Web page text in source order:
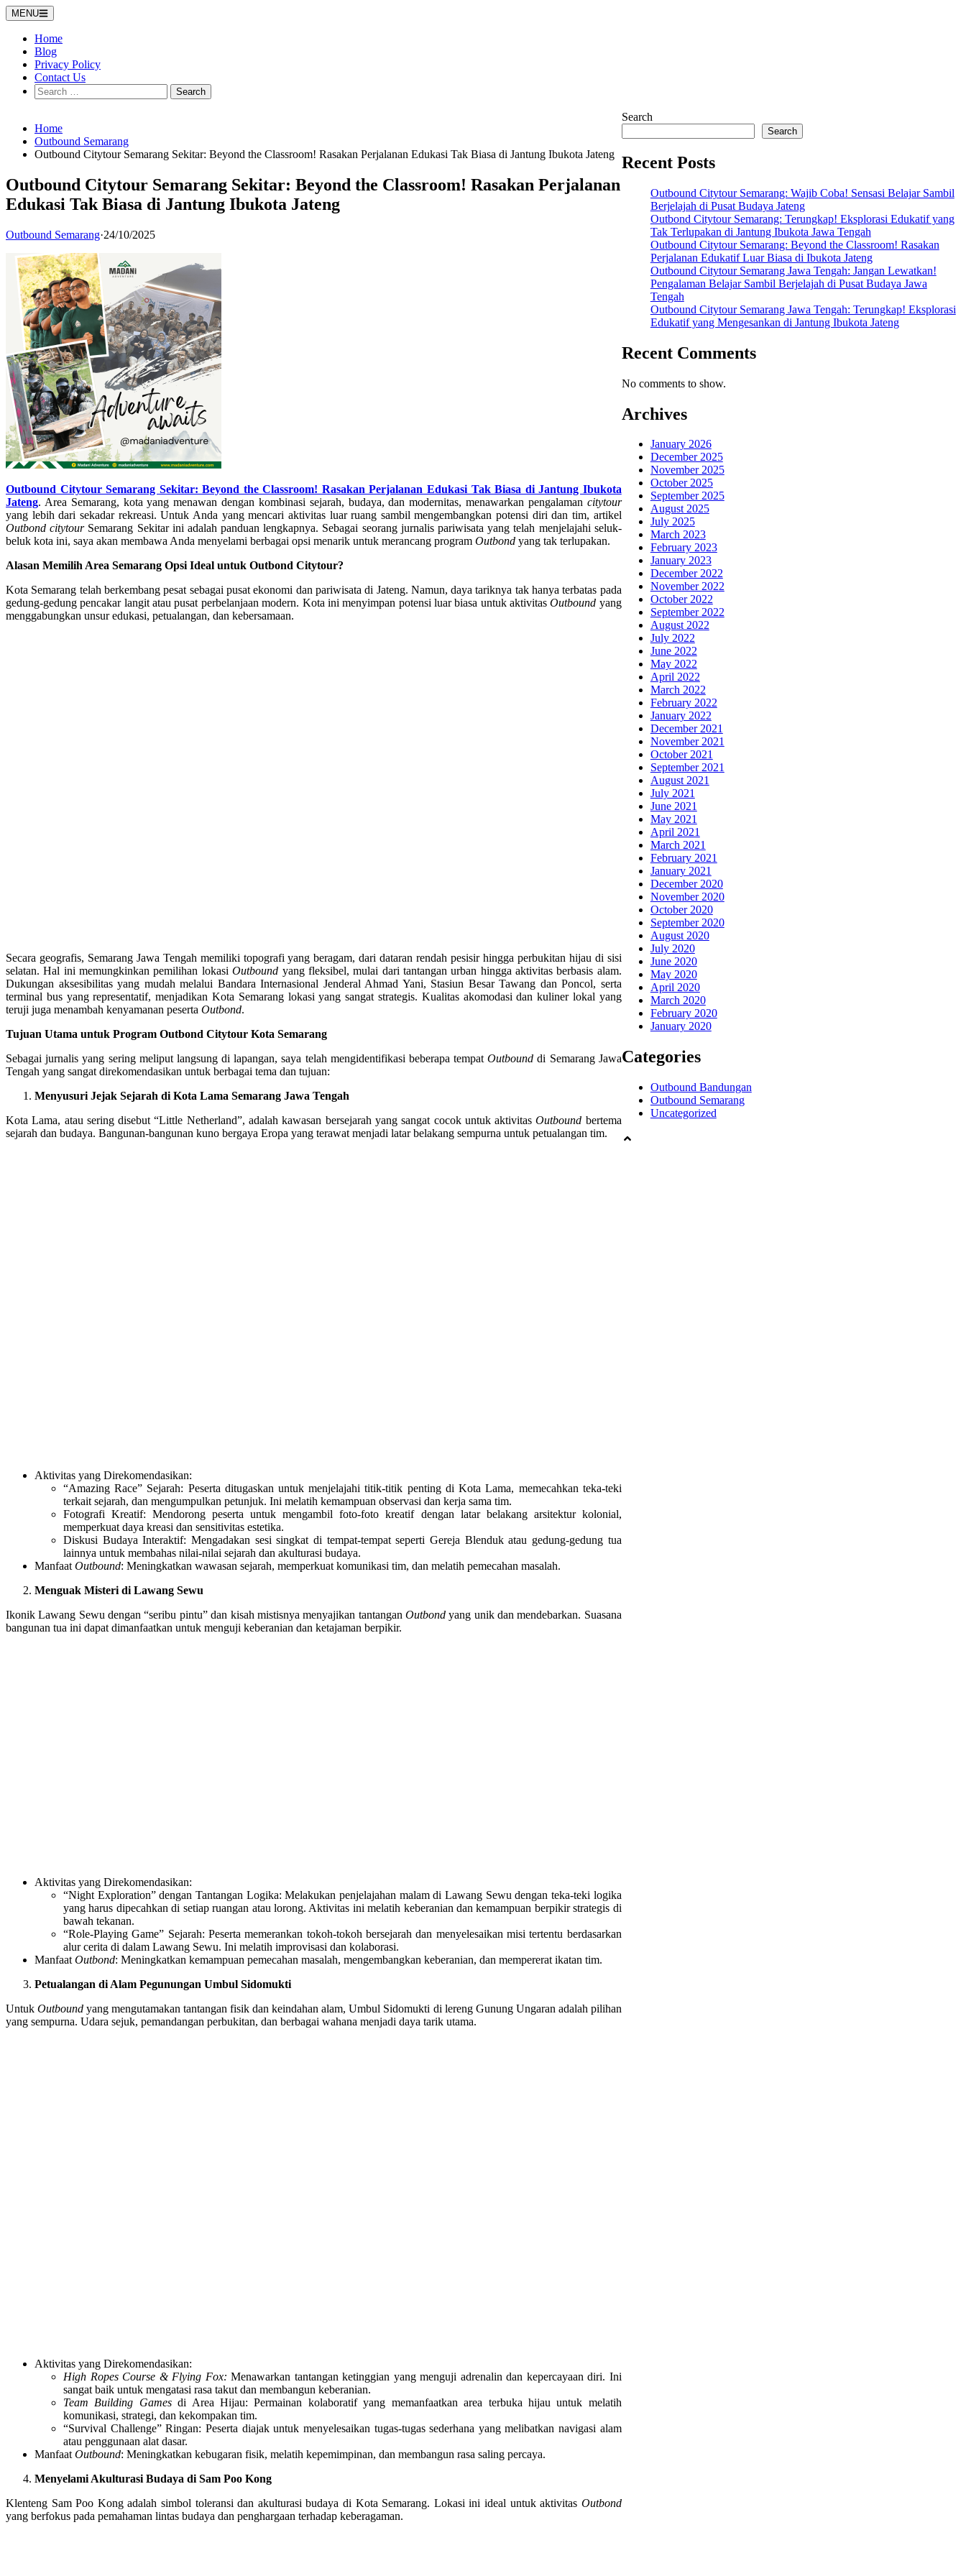
Skip
to
content
MENU
Home
Blog
Privacy Policy
Contact Us
Search
for:
Home
Outbound Semarang
Outbound Citytour Semarang Sekitar: Beyond the Classroom! Rasakan Perjalanan Edukasi Tak Biasa di Jantung Ibukota Jateng
Outbound Citytour Semarang Sekitar: Beyond the Classroom! Rasakan Perjalanan
Edukasi Tak Biasa di Jantung Ibukota Jateng
Outbound Semarang·24/10/2025
Outbound Citytour Semarang Sekitar: Beyond the Classroom! Rasakan Perjalanan Edukasi Tak Biasa di Jantung Ibukota
Jateng. Area Semarang, kota yang menawan dengan kombinasi sejarah, budaya, dan modernitas, menawarkan pengalaman citytour
yang lebih dari sekadar rekreasi. Untuk Anda yang mencari aktivitas luar ruang sambil mengembangkan potensi diri dan tim, artikel
Outbond citytourSemarang Sekitar ini adalah panduan lengkapnya. Sebagai seorang jurnalis pariwisata yang telah menjelajahi seluk-
beluk kota ini, saya akan membawa Anda menyelami berbagai opsi menarik untuk merancang program Outbond yang tak terlupakan.
Alasan Memilih Area Semarang Opsi Ideal untuk Outbond Citytour?
Kota Semarang telah berkembang pesat sebagai pusat ekonomi dan pariwisata di Jateng. Namun, daya tariknya tak hanya terbatas pada
gedung-gedung pencakar langit atau pusat perbelanjaan modern. Kota ini menyimpan potensi luar biasa untuk aktivitasOutbound yang
menggabungkan unsur edukasi, petualangan, dan kebersamaan.
Secara geografis, Semarang Jawa Tengah memiliki topografi yang beragam, dari dataran rendah pesisir hingga perbukitan hijau di sisi
selatan. Hal ini memungkinkan pemilihan lokasiOutbound yang fleksibel, mulai dari tantangan urban hingga aktivitas berbasis alam.
Dukungan aksesibilitas yang mudah melalui Bandara Internasional Jenderal Ahmad Yani, Stasiun Besar Tawang dan Poncol, serta
terminal bus yang representatif, menjadikan Kota Semarang lokasi yang sangat strategis. Kualitas akomodasi dan kuliner lokal yang
teruji juga menambah kenyamanan peserta Outbond.
Tujuan Utama untuk Program Outbond Citytour Kota Semarang
Sebagai jurnalis yang sering meliput langsung di lapangan, saya telah mengidentifikasi beberapa tempatOutbound di Semarang Jawa
Tengah yang sangat direkomendasikan untuk berbagai tema dan tujuan:
Menyusuri Jejak Sejarah di Kota Lama Semarang Jawa Tengah
Kota Lama, atau sering disebut “Little Netherland”, adalah kawasan bersejarah yang sangat cocok untuk aktivitasOutbound bertema
sejarah dan budaya. Bangunan-bangunan kuno bergaya Eropa yang terawat menjadi latar belakang sempurna untuk petualangan tim.
Aktivitas yang Direkomendasikan:
“Amazing Race” Sejarah: Peserta ditugaskan untuk menjelajahi titik-titik penting di Kota Lama, memecahkan teka-teki
terkait sejarah, dan mengumpulkan petunjuk. Ini melatih kemampuan observasi dan kerja sama tim.
Fotografi Kreatif: Mendorong peserta untuk mengambil foto-foto kreatif dengan latar belakang arsitektur kolonial,
memperkuat daya kreasi dan sensitivitas estetika.
Diskusi Budaya Interaktif: Mengadakan sesi singkat di tempat-tempat seperti Gereja Blenduk atau gedung-gedung tua
lainnya untuk membahas nilai-nilai sejarah dan akulturasi budaya.
Manfaat Outbound: Meningkatkan wawasan sejarah, memperkuat komunikasi tim, dan melatih pemecahan masalah.
Menguak Misteri di Lawang Sewu
Ikonik Lawang Sewu dengan “seribu pintu” dan kisah mistisnya menyajikan tantangan Outbondyang unik dan mendebarkan. Suasana
bangunan tua ini dapat dimanfaatkan untuk menguji keberanian dan ketajaman berpikir.
Aktivitas yang Direkomendasikan:
“Night Exploration” dengan Tantangan Logika: Melakukan penjelajahan malam di Lawang Sewu dengan teka-teki logika
yang harus dipecahkan di setiap ruangan atau lorong. Aktivitas ini melatih keberanian dan kemampuan berpikir strategis di
bawah tekanan.
“Role-Playing Game” Sejarah: Peserta memerankan tokoh-tokoh bersejarah dan menyelesaikan misi tertentu berdasarkan
alur cerita di dalam Lawang Sewu. Ini melatih improvisasi dan kolaborasi.
Manfaat Outbond: Meningkatkan kemampuan pemecahan masalah, mengembangkan keberanian, dan mempererat ikatan tim.
Petualangan di Alam Pegunungan Umbul Sidomukti
UntukOutbound yang mengutamakan tantangan fisik dan keindahan alam, Umbul Sidomukti di lereng Gunung Ungaran adalah pilihan
yang sempurna. Udara sejuk, pemandangan perbukitan, dan berbagai wahana menjadi daya tarik utama.
Aktivitas yang Direkomendasikan:
High Ropes Course & Flying Fox: Menawarkan tantangan ketinggian yang menguji adrenalin dan kepercayaan diri. Ini
sangat baik untuk mengatasi rasa takut dan membangun keberanian.
Team Building Gamesdi Area Hijau: Permainan kolaboratif yang memanfaatkan area terbuka hijau untuk melatih
komunikasi, strategi, dan kekompakan tim.
“Survival Challenge” Ringan: Peserta diajak untuk menyelesaikan tugas-tugas sederhana yang melibatkan navigasi alam
atau penggunaan alat dasar.
Manfaat Outbound: Meningkatkan kebugaran fisik, melatih kepemimpinan, dan membangun rasa saling percaya.
Menyelami Akulturasi Budaya di Sam Poo Kong
Klenteng Sam Poo Kong adalah simbol toleransi dan akulturasi budaya di Kota Semarang. Lokasi ini ideal untuk aktivitas Outbond
yang berfokus pada pemahaman lintas budaya dan penghargaan terhadap keberagaman.
Search
Search
Recent Posts
Outbound Citytour Semarang: Wajib Coba! Sensasi Belajar Sambil
Berjelajah di Pusat Budaya Jateng
Outbond Citytour Semarang: Terungkap! Eksplorasi Edukatif yang
Tak Terlupakan di Jantung Ibukota Jawa Tengah
Outbound Citytour Semarang: Beyond the Classroom! Rasakan
Perjalanan Edukatif Luar Biasa di Ibukota Jateng
Outbound Citytour Semarang Jawa Tengah: Jangan Lewatkan!
Pengalaman Belajar Sambil Berjelajah di Pusat Budaya Jawa
Tengah
Outbound Citytour Semarang Jawa Tengah: Terungkap! Eksplorasi
Edukatif yang Mengesankan di Jantung Ibukota Jateng
Recent Comments
No comments to show.
Archives
January 2026
December 2025
November 2025
October 2025
September 2025
August 2025
July 2025
March 2023
February 2023
January 2023
December 2022
November 2022
October 2022
September 2022
August 2022
July 2022
June 2022
May 2022
April 2022
March 2022
February 2022
January 2022
December 2021
November 2021
October 2021
September 2021
August 2021
July 2021
June 2021
May 2021
April 2021
March 2021
February 2021
January 2021
December 2020
November 2020
October 2020
September 2020
August 2020
July 2020
June 2020
May 2020
April 2020
March 2020
February 2020
January 2020
Categories
Outbound Bandungan
Outbound Semarang
Uncategorized